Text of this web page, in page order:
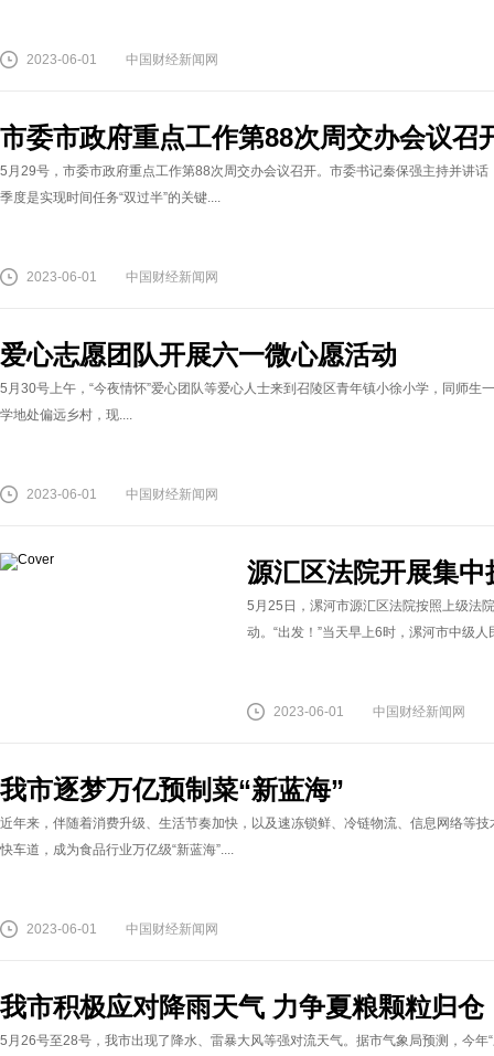
2023-06-01 中国财经新闻网
市委市政府重点工作第88次周交办会议召
5月29号，市委市政府重点工作第88次周交办会议召开。市委书记秦保强主持并讲
季度是实现时间任务“双过半”的关键....
2023-06-01 中国财经新闻网
爱心志愿团队开展六一微心愿活动
5月30号上午，“今夜情怀”爱心团队等爱心人士来到召陵区青年镇小徐小学，同师生
学地处偏远乡村，现....
2023-06-01 中国财经新闻网
源汇区法院开展集
5月25日，漯河市源汇区法院按照上级法
动。“出发！”当天早上6时，漯河市中级
2023-06-01 中国财经新闻网
我市逐梦万亿预制菜“新蓝海”
近年来，伴随着消费升级、生活节奏加快，以及速冻锁鲜、冷链物流、信息网络等
快车道，成为食品行业万亿级“新蓝海”....
2023-06-01 中国财经新闻网
我市积极应对降雨天气 力争夏粮颗粒归仓
5月26号至28号，我市出现了降水、雷暴大风等强对流天气。据市气象局预测，今